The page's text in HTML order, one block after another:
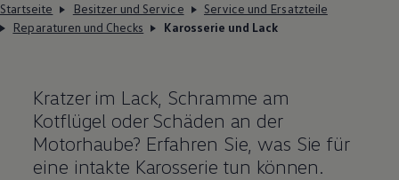
Startseite Besitzer und Service
Service und Ersatzteile
Reparaturen und Checks
Karosserie und Lack
Kratzer im Lack, Schramme am
Kotflügel oder Schäden an der
Motorhaube? Erfahren Sie, was Sie für
eine intakte Karosserie tun können.